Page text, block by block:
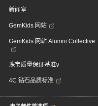
新闻室
GemKids 网站
GemKids 网站 Alumni Collective
珠宝质量保证基准v
4C 钻石品质标准